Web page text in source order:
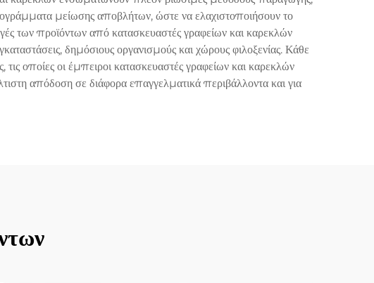
μείωσης αποβλήτων, ώστε να ελαχιστοποιήσουν το
των προϊόντων από κατασκευαστές γραφείων και καρεκλών
δημόσιους οργανισμούς και χώρους φιλοξενίας. Κάθε
οποίες οι έμπειροι κατασκευαστές γραφείων και καρεκλών
απόδοση σε διάφορα επαγγελματικά περιβάλλοντα και για